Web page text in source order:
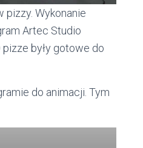
pizzy. Wykonanie
Artec Studio
pizze były gotowe do
do animacji. Tym